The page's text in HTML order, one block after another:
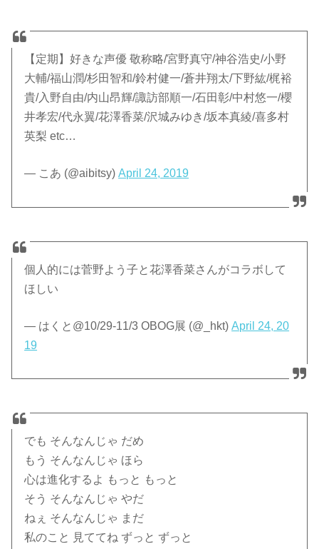
【定期】好きな声優 敬称略/宮野真守/神谷浩史/小野
大輔/福山潤/杉田智和/鈴村健一/蒼井翔太/下野紘/梶裕
貴/入野自由/内山昂輝/諏訪部順一/石田彰/中村悠一/櫻
井孝宏/代永翼/花澤香菜/沢城みゆき/坂本真綾/喜多村
英梨 etc…
— こあ (@aibitsy)April 24, 2019
個人的には菅野よう子と花澤香菜さんがコラボして
ほしい
— はくと@10/29-11/3 OBOG展 (@_hkt)April 24, 20
19
でも そんなんじゃ だめ
もう そんなんじゃ ほら
心は進化するよ もっと もっと
そう そんなんじゃ やだ
ねぇ そんなんじゃ まだ
私のこと 見ててね ずっと ずっと